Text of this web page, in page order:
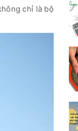
chỉ là bộ